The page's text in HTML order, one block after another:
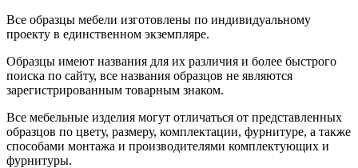
Все образцы мебели изготовлены по индивидуальному
проекту в единственном экземпляре.
Образцы имеют названия для их различия и более быстрого
поиска по сайту, все названия образцов не являются
зарегистрированным товарным знаком.
Все мебельные изделия могут отличаться от представленных
образцов по цвету, размеру, комплектации, фурнитуре, а также
способами монтажа и производителями комплектующих и
фурнитуры.